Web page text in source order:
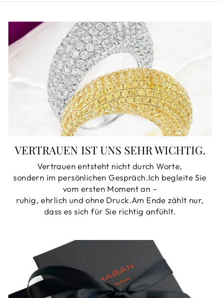
VERTRAUEN IST UNS SEHR WICHTIG.
Vertrauen entsteht nicht durch Worte,
sondern im persönlichen Gespräch.Ich begleite Sie
vom ersten Moment an –
ruhig, ehrlich und ohne Druck.Am Ende zählt nur,
dass es sich für Sie richtig anfühlt.